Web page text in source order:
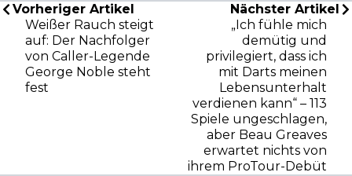
Vorheriger Artikel
Weißer Rauch steigt
auf: Der Nachfolger
von Caller-Legende
George Noble steht
fest
Nächster Artikel
„Ich fühle mich
demütig und
privilegiert, dass ich
mit Darts meinen
Lebensunterhalt
verdienen kann“ – 113
Spiele ungeschlagen,
aber Beau Greaves
erwartet nichts von
ihrem ProTour-Debüt